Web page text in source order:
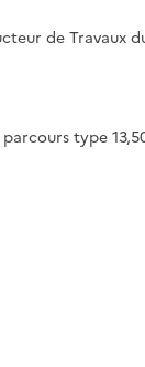
de Travaux
type